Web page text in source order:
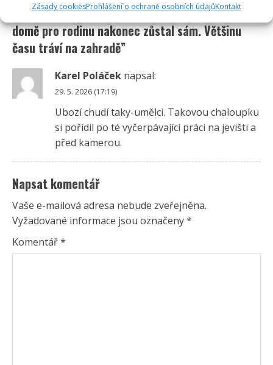
Zásady cookiesProhlášení o ochraně osobních údajůKontakt
1 čtenářský názor na “Jak bydlí Martin Zounar: V
domě pro rodinu nakonec zůstal sám. Většinu
času tráví na zahradě”
Karel Poláček napsal:
29. 5. 2026 (17:19)
Ubozí chudí taky-umělci. Takovou chaloupku
si pořídil po té vyčerpávající práci na jevišti a
před kamerou.
Napsat komentář
Vaše e-mailová adresa nebude zveřejněna.
Vyžadované informace jsou označeny*
Komentář*